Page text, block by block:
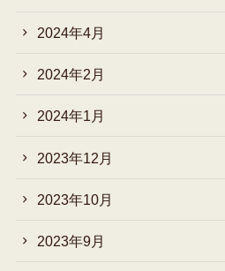
2024年4月
2024年2月
2024年1月
2023年12月
2023年10月
2023年9月